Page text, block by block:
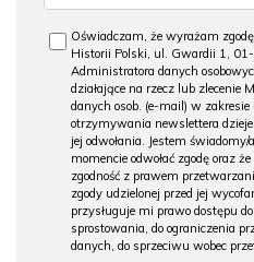
Oświadczam, że wyrażam
Historii Polski, ul. Gwardii 1,
Administratora danych
działające na rzecz lub zlecenie
danych osob. (e-mail) w zakresie
otrzymywania newslettera
jej odwołania. Jestem
momencie odwołać zgodę oraz
zgodność z prawem
zgody udzielonej przed jej
przysługuje mi prawo dostępu
sprostowania, do ograniczenia
danych, do sprzeciwu wobec